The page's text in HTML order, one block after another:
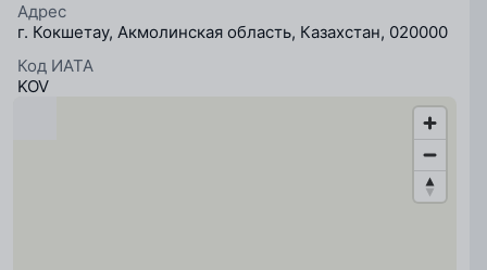
Адрес
г. Кокшетау, Акмолинская область, Казахстан, 020000
Код ИАТА
KOV